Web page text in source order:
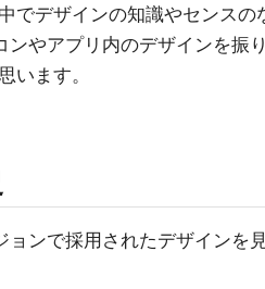
でデザインの知識やセンスの
ンやアプリ内のデザインを振
います。
ンで採用されたデザインを